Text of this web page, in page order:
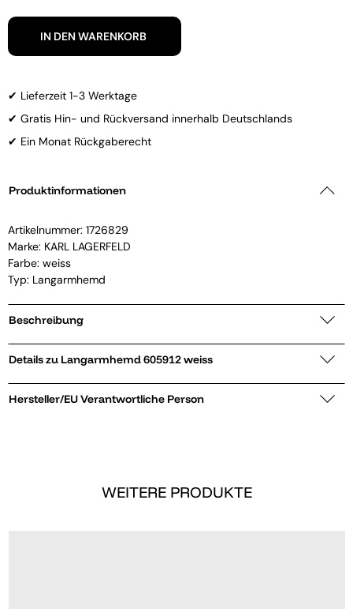
IN DEN WARENKORB
✔ Lieferzeit 1-3 Werktage
✔ Gratis Hin- und Rückversand innerhalb Deutschlands
✔ Ein Monat Rückgaberecht
Produktinformationen
Artikelnummer: 1726829
Marke: KARL LAGERFELD
Farbe: weiss
Typ: Langarmhemd
Beschreibung
Details zu Langarmhemd 605912 weiss
Hersteller/EU Verantwortliche Person
WEITERE PRODUKTE